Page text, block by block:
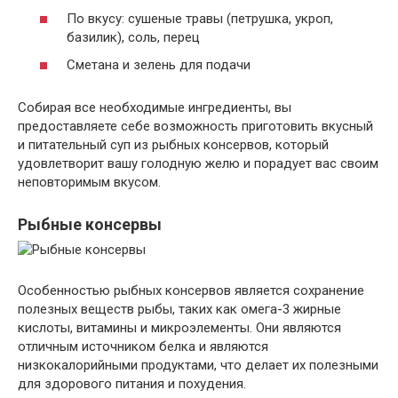
По вкусу: сушеные травы (петрушка, укроп,
базилик), соль, перец
Сметана и зелень для подачи
Собирая все необходимые ингредиенты, вы
предоставляете себе возможность приготовить вкусный
и питательный суп из рыбных консервов, который
удовлетворит вашу голодную желю и порадует вас своим
неповторимым вкусом.
Рыбные консервы
Особенностью рыбных консервов является сохранение
полезных веществ рыбы, таких как омега-3 жирные
кислоты, витамины и микроэлементы. Они являются
отличным источником белка и являются
низкокалорийными продуктами, что делает их полезными
для здорового питания и похудения.